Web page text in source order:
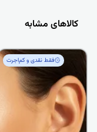
کالاهای مشابه
فقط‌ نقدی و کم‌اجرت